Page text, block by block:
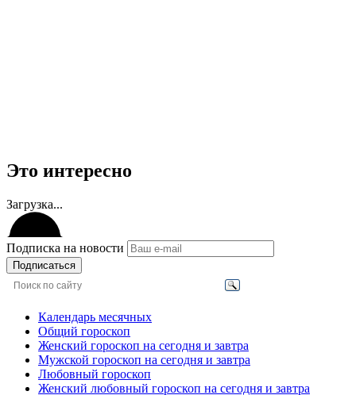
Это интересно
Загрузка...
Подписка на новости
Подписаться
Календарь месячных
Общий гороскоп
Женский гороскоп на сегодня и завтра
Мужской гороскоп на сегодня и завтра
Любовный гороскоп
Женский любовный гороскоп на сегодня и завтра